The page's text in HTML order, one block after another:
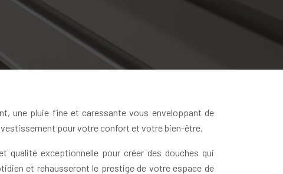
une pluie fine et caressante vous enveloppant de
pour votre confort et votre bien-être.
qualité exceptionnelle pour créer des douches qui
et rehausseront le prestige de votre espace de